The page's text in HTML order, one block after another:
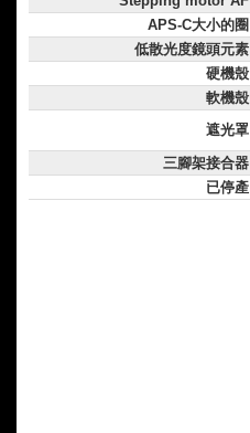
APS-C大小的圈
低散光度鏡頭元素
硬機殼
軟機殼
遮光罩
三腳架接合器
已停產